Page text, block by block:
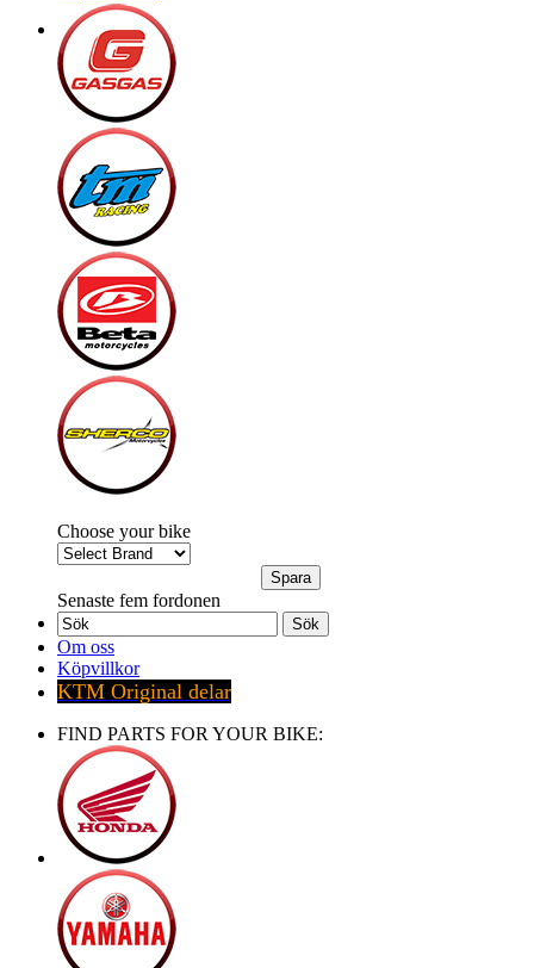
Choose your bike
Senaste fem fordonen
Sök
Om oss
Köpvillkor
KTM Original delar
FIND PARTS FOR YOUR BIKE: